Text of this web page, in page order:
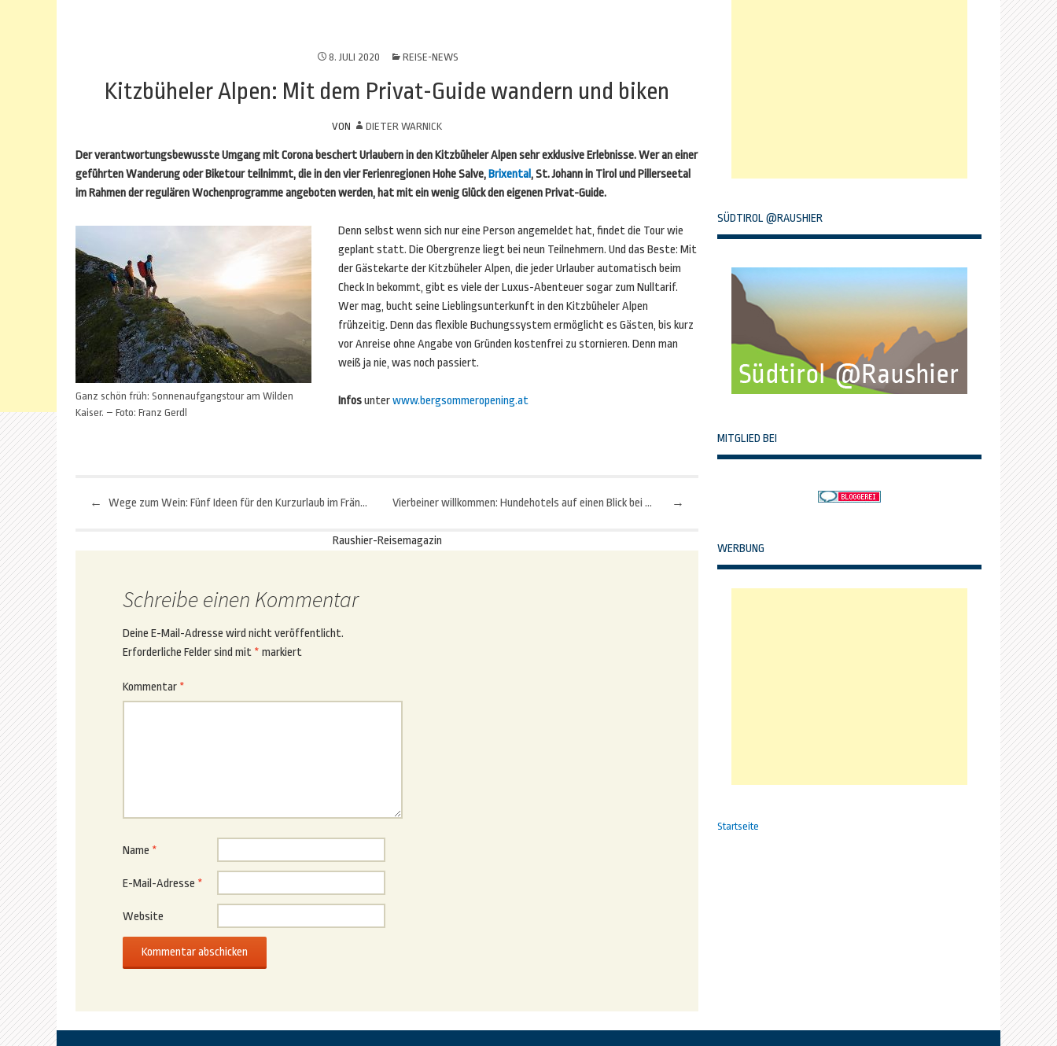
8. JULI 2020 REISE-NEWS
Kitzbüheler Alpen: Mit dem Privat-Guide wandern und biken
VON DIETER WARNICK
Der verantwortungsbewusste Umgang mit Corona beschert Urlaubern in den Kitzbüheler Alpen sehr exklusive Erlebnisse. Wer an einer
geführten Wanderung oder Biketour teilnimmt, die in den vier Ferienregionen Hohe Salve,Brixental, St. Johann in Tirol und Pillerseetal
im Rahmen der regulären Wochenprogramme angeboten werden, hat mit ein wenig Glück den eigenen Privat-Guide.
Ganz schön früh: Sonnenaufgangstour am Wilden
Kaiser. – Foto: Franz Gerdl
Denn selbst wenn sich nur eine Person angemeldet hat, findet die Tour wie
geplant statt. Die Obergrenze liegt bei neun Teilnehmern. Und das Beste: Mit
der Gästekarte der Kitzbüheler Alpen, die jeder Urlauber automatisch beim
Check In bekommt, gibt es viele der Luxus-Abenteuer sogar zum Nulltarif.
Wer mag, bucht seine Lieblingsunterkunft in den Kitzbüheler Alpen
frühzeitig. Denn das flexible Buchungssystem ermöglicht es Gästen, bis kurz
vor Anreise ohne Angabe von Gründen kostenfrei zu stornieren. Denn man
weiß ja nie, was noch passiert.
Infosunterwww.bergsommeropening.at
Beitragsnavigation
← Wege zum Wein: Fünf Ideen für den Kurzurlaub im Fränkischen Weinland →
Vierbeiner willkommen: Hundehotels auf einen Blick bei hotel-ami.com
Raushier-Reisemagazin
Schreibe einen Kommentar
Deine E-Mail-Adresse wird nicht veröffentlicht.
Erforderliche Felder sind mit * markiert
Kommentar *
Name *
E-Mail-Adresse *
Website
SÜDTIROL @RAUSHIER
MITGLIED BEI
WERBUNG
Startseite